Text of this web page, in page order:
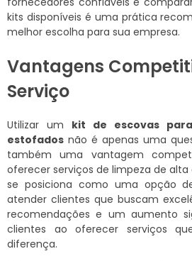
kits disponíveis é uma prática
melhor escolha para sua empresa.
Vantagens
Serviço
Utilizar um kit de escovas
estofados não é apenas uma
também uma vantagem
oferecer serviços de limpeza de alta
se posiciona como uma opção
atender clientes que buscam
recomendações e um aumento
clientes ao oferecer serviços
diferença.